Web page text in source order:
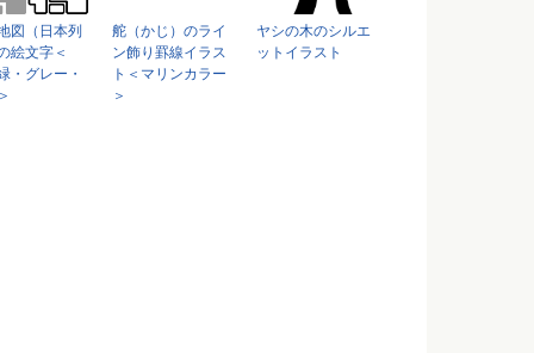
図（日本列
絵文字＜
・グレー・
舵（かじ）のライ
ン飾り罫線イラス
ト＜マリンカラー
＞
ヤシの木のシルエ
ットイラスト